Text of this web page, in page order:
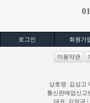
로그인 회원가
이용약관
상호명: 김상고
통신판매업신고
대표: 김정균